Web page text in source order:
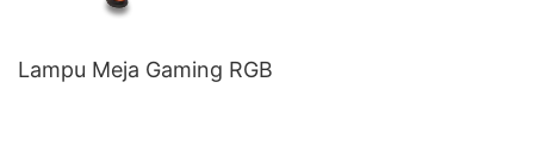
Lampu Meja Gaming RGB